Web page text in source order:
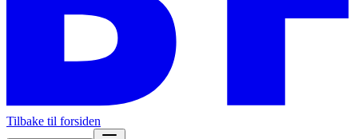
Tilbake til forsiden